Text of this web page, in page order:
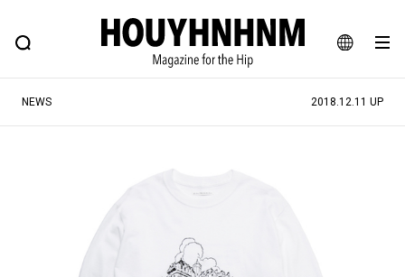
JA
EN
FEATURE BLOG SNAP
ヒップなファッション、カルチャー、ライフスタイルWEBマガジン
#憧れの逸品
#ESSENTIAL DESIGNS
#NEW VINTAGE #マイナーグッド図鑑
NEWS 2018.12.11 UP